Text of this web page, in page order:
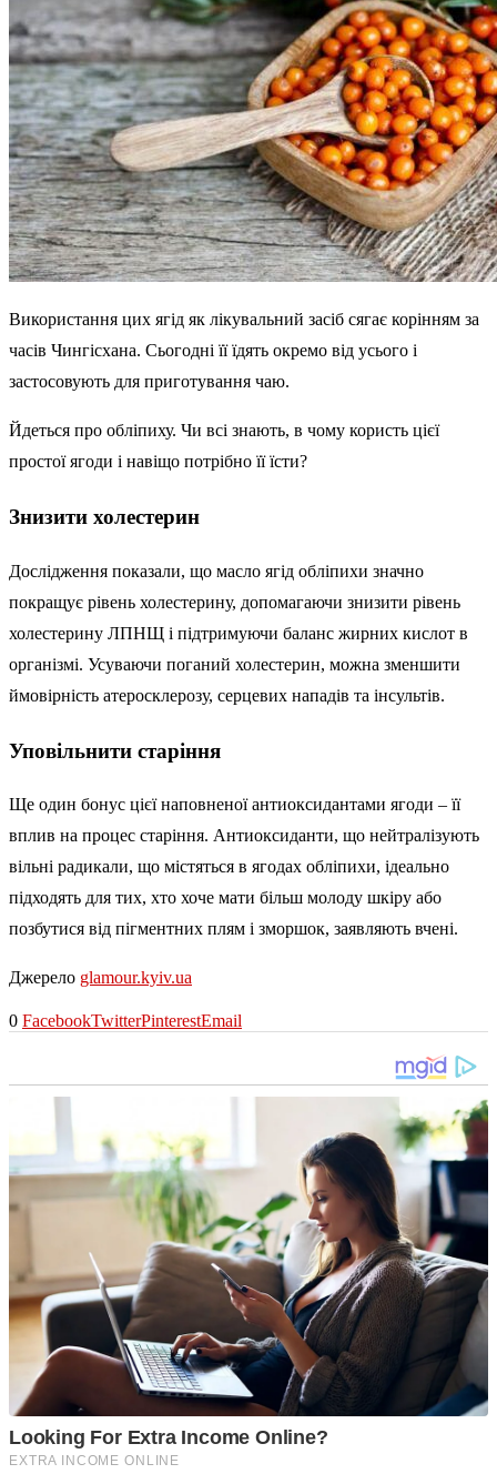
Використання цих ягід як лікувальний засіб сягає корінням за
часів Чингісхана. Сьогодні її їдять окремо від усього і
застосовують для приготування чаю.
Йдеться про обліпиху. Чи всі знають, в чому користь цієї
простої ягоди і навіщо потрібно її їсти?
Знизити холестерин
Дослідження показали, що масло ягід обліпихи значно
покращує рівень холестерину, допомагаючи знизити рівень
холестерину ЛПНЩ і підтримуючи баланс жирних кислот в
організмі. Усуваючи поганий холестерин, можна зменшити
ймовірність атеросклерозу, серцевих нападів та інсультів.
Уповільнити старіння
Ще один бонус цієї наповненої антиоксидантами ягоди – її
вплив на процес старіння. Антиоксиданти, що нейтралізують
вільні радикали, що містяться в ягодах обліпихи, ідеально
підходять для тих, хто хоче мати більш молоду шкіру або
позбутися від пігментних плям і зморшок, заявляють вчені.
Джерело glamour.kyiv.ua
0 FacebookTwitterPinterestEmail